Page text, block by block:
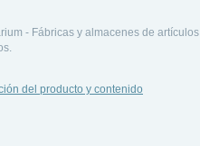
- Fábricas y almacenes de artículos
del producto y contenido